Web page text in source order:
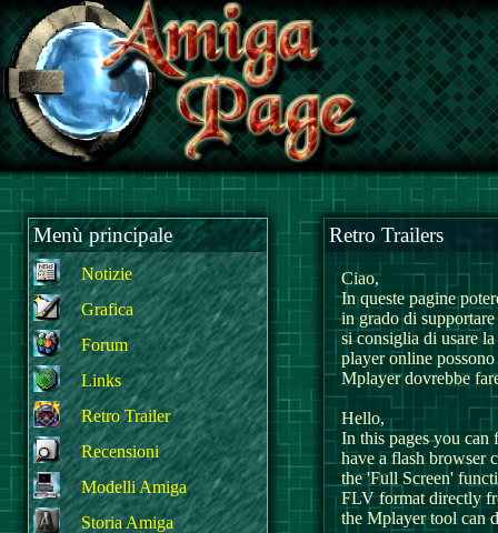
Menù principale
Notizie
Grafica
Forum
Links
Retro Trailer
Recensioni
Modelli Amiga
Storia Amiga
Retro Trailers
Ciao,
In queste pagine
in grado di
si consiglia di usare
player online
Mplayer dovrebbe
Hello,
In this pages you
have a flash browser
the 'Full Screen'
FLV format directly
the Mplayer tool can